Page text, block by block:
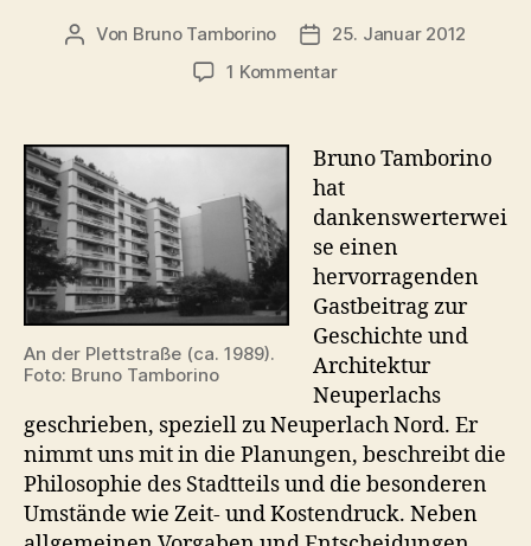
Beitragsautor
Von Bruno Tamborino Veröffentlichungsdatum
25. Januar 2012
1 Kommentarzu
Geschichte
Neuperlach
An der Plettstraße (ca. 1989).
Foto: Bruno Tamborino
Bruno Tamborino
hat
dankenswerterwei
se einen
hervorragenden
Gastbeitrag zur
Geschichte und
Architektur
Neuperlachs
geschrieben, speziell zu Neuperlach Nord. Er
nimmt uns mit in die Planungen, beschreibt die
Philosophie des Stadtteils und die besonderen
Umstände wie Zeit- und Kostendruck. Neben